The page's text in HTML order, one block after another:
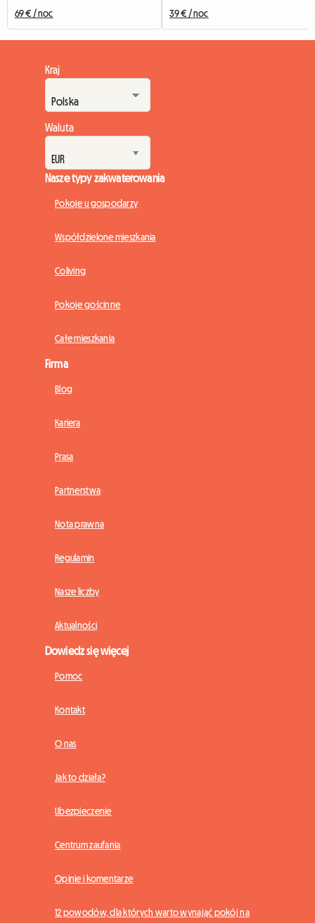
69 € / noc 39 € / noc
Kraj
Waluta
Nasze typy zakwaterowania
Pokoje u gospodarzy
Współdzielone mieszkania
Coliving
Pokoje gościnne
Całe mieszkania
Firma
Blog
Kariera
Prasa
Partnerstwa
Nota prawna
Regulamin
Nasze liczby
Aktualności
Dowiedz się więcej
Pomoc
Kontakt
O nas
Jak to działa?
Ubezpieczenie
Centrum zaufania
Opinie i komentarze
12 powodów, dla których warto wynająć pokój na